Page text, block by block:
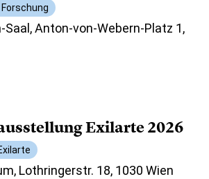
Saal, Anton-von-Webern-Platz 1,
Exilarte 2026
Lothringerstr. 18, 1030 Wien